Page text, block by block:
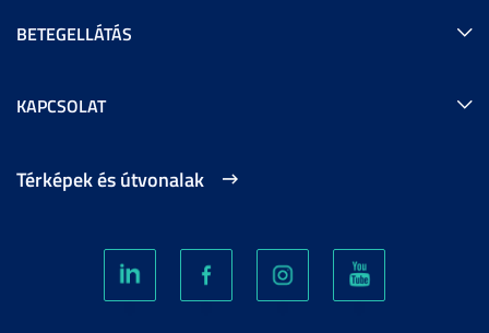
BETEGELLÁTÁS
KAPCSOLAT
Térképek és útvonalak